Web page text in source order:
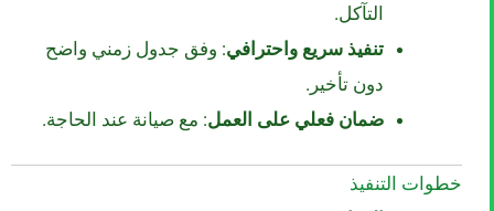
التآكل.
تنفيذ سريع واحترافي: وفق جدول زمني واضح
دون تأخير.
ضمان فعلي على العمل: مع صيانة عند الحاجة.
خطوات التنفيذ